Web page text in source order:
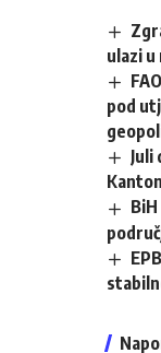
ulazi u
pod